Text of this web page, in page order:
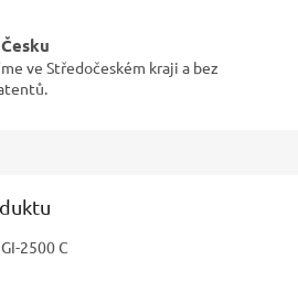
ve Středočeském kraji a bez
2500 C